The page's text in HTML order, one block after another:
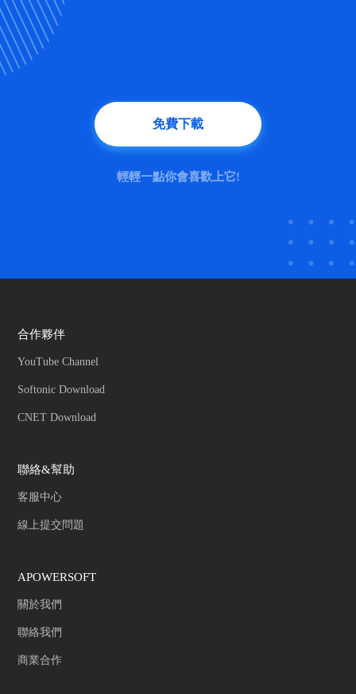
免費下載
輕輕一點你會喜歡上它!
合作夥伴
YouTube Channel
Softonic Download
CNET Download
聯絡&幫助
客服中心
線上提交問題
APOWERSOFT
關於我們
聯絡我們
商業合作